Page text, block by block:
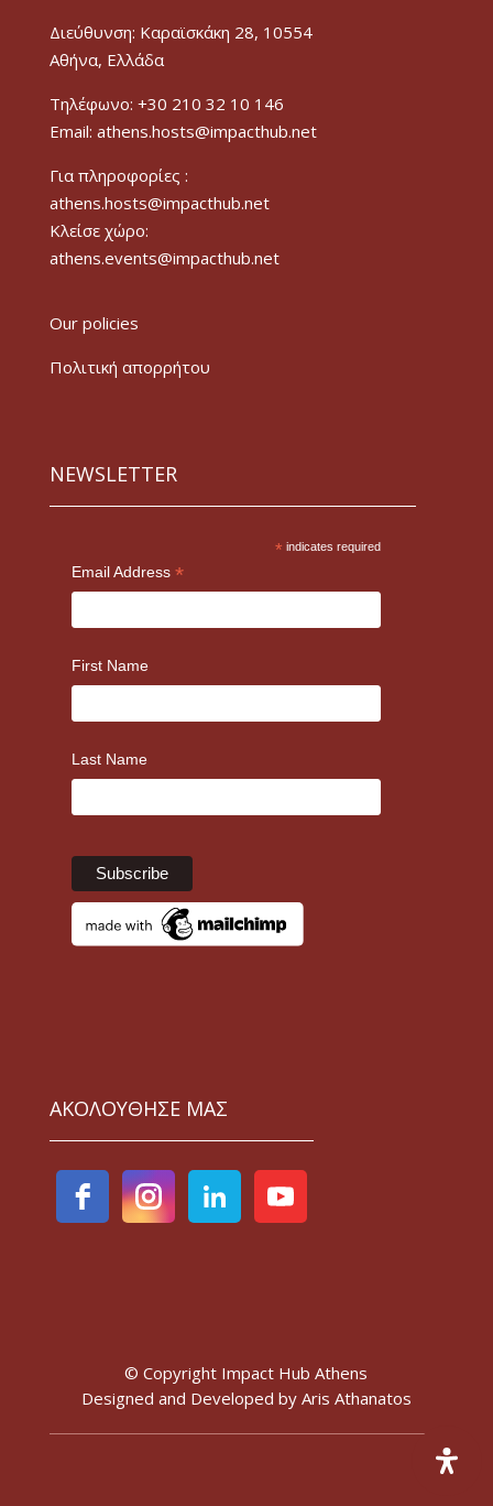
Διεύθυνση: Καραϊσκάκη 28, 10554
Αθήνα, Ελλάδα
Τηλέφωνο: +30 210 32 10 146
Email: athens.hosts@impacthub.net
Για πληροφορίες :
athens.hosts@impacthub.net
Κλείσε χώρο:
athens.events@impacthub.net
Our policies
Πολιτική απορρήτου
NEWSLETTER
* indicates required
Email Address *
First Name
Last Name
ΑΚΟΛΟΥΘΗΣΕ ΜΑΣ
© Copyright Impact Hub Athens
Designed and Developed by Aris Athanatos